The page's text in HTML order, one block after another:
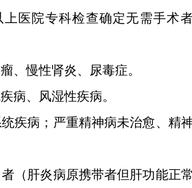
医院专科检查确定无需手术
、慢性肾炎、尿毒症。
病、风湿性疾病。
疾病；严重精神病未治愈、精
（肝炎病原携带者但肝功能正